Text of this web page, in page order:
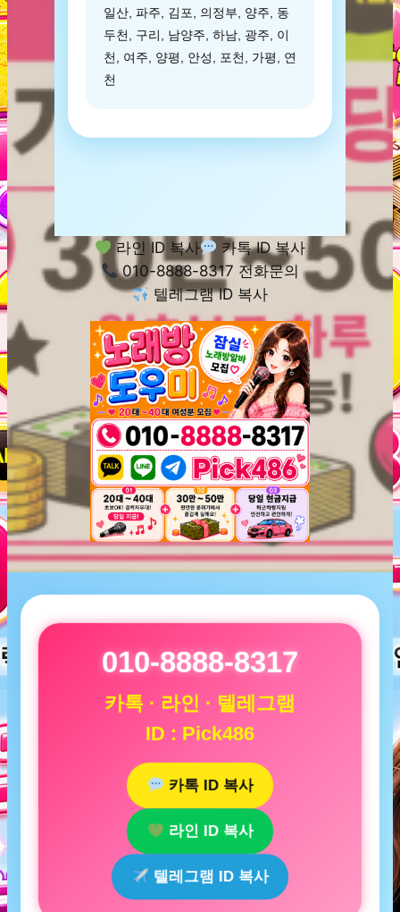
일산, 파주, 김포, 의정부, 양주, 동
두천, 구리, 남양주, 하남, 광주, 이
천, 여주, 양평, 안성, 포천, 가평, 연
천
라인 ID 복사
카톡 ID 복사
010-8888-8317 전화문의
텔레그램 ID 복사
010-8888-8317
카톡 · 라인 · 텔레그램
ID : Pick486
카톡 ID 복사
라인 ID 복사
텔레그램 ID 복사